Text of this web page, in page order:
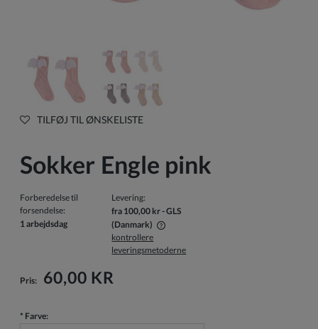
TILFØJ TIL ØNSKELISTE
Sokker Engle pink
Forberedelse til
forsendelse:
1 arbejdsdag
Levering:
fra 100,00 kr- GLS
(Danmark)
Prisen inkluderer ikke eventuelle betalingsomkostninger
kontrollere
leveringsmetoderne
Pris: 60,00 KR
* Farve: